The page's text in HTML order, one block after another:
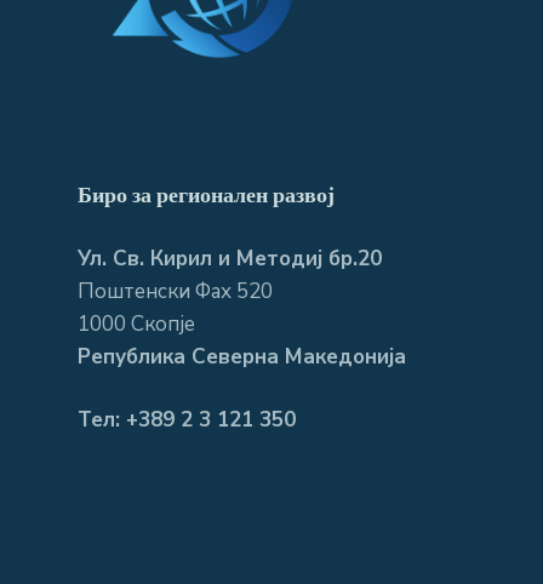
Биро за регионален развој
Ул. Св. Кирил и Методиј бр.20
Поштенски Фах 520
1000 Скопје
Република Северна Македонија
Тел: +389 2 3 121 350